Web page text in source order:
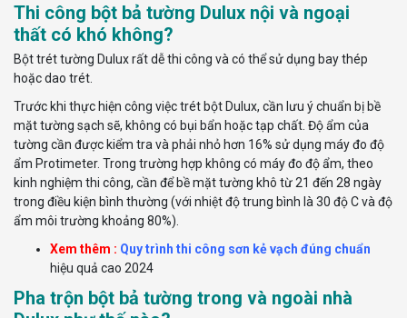
Thi công bột bả tường Dulux nội và ngoại
thất có khó không?
Bột trét tường Dulux rất dễ thi công và có thể sử dụng bay thép
hoặc dao trét.
Trước khi thực hiện công việc trét bột Dulux, cần lưu ý chuẩn bị bề
mặt tường sạch sẽ, không có bụi bẩn hoặc tạp chất. Độ ẩm của
tường cần được kiểm tra và phải nhỏ hơn 16% sử dụng máy đo độ
ẩm Protimeter. Trong trường hợp không có máy đo độ ẩm, theo
kinh nghiệm thi công, cần để bề mặt tường khô từ 21 đến 28 ngày
trong điều kiện bình thường (với nhiệt độ trung bình là 30 độ C và độ
ẩm môi trường khoảng 80%).
Xem thêm : Quy trình thi công sơn kẻ vạch đúng chuẩn
hiệu quả cao 2024
Pha trộn bột bả tường trong và ngoài nhà